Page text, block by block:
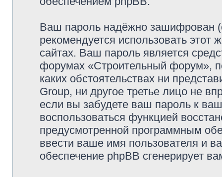
Ваш пароль надёжно зашифрован
рекомендуется использовать этот
сайтах. Ваш пароль является
форумах «Строительный форум»,
каких обстоятельствах ни
Group, ни другое третье лицо не
если вы забудете ваш пароль к
воспользоваться функцией
предусмотренной программным
ввести ваше имя пользователя и
обеспечение phpBB сгенерирует